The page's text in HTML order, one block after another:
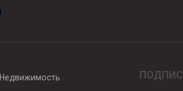
Недвижимость